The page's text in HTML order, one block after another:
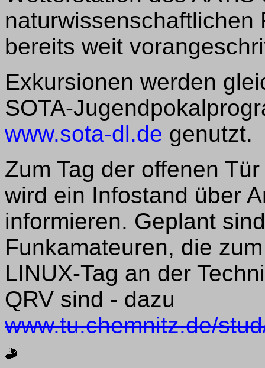
naturwissenschaftlichen
bereits weit
Exkursionen werden
SOTA-
www.sota-dl.de genutzt.
Zum Tag der offenen
wird ein Infostand über
informieren. Geplant
Funkamateuren, die
LINUX-Tag an der
QRV sind - dazu
www.tu.chemnitz.de/